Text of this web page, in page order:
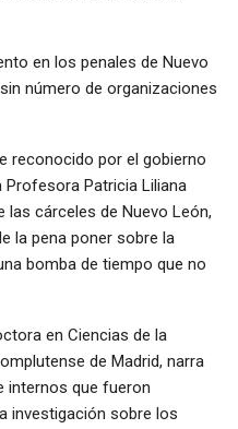
en los penales de Nuevo
número de organizaciones
reconocido por el gobierno
Profesora Patricia Liliana
las cárceles de Nuevo León,
la pena poner sobre la
bomba de tiempo que no
en Ciencias de la
de Madrid, narra
internos que fueron
investigación sobre los